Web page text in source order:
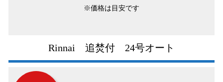
※価格は目安です
Rinnai 追焚付 24号オート